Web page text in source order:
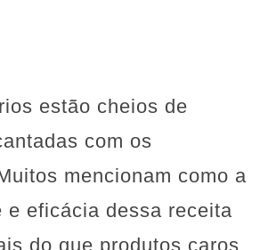
estão cheios de
com os
mencionam como a
e eficácia dessa receita
do que produtos caros.